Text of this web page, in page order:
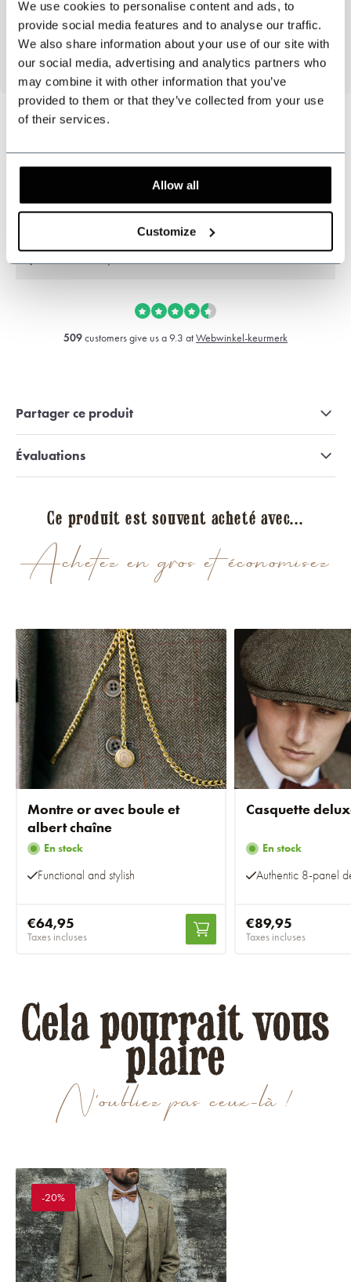
We use cookies to personalise content and ads, to
provide social media features and to analyse our traffic.
We also share information about your use of our site with
our social media, advertising and analytics partners who
may combine it with other information that you’ve
provided to them or that they’ve collected from your use
of their services.
Allow all
Customize
Motif tweed : Windowpane.
85%Polyester 15%Laine
509customers give us a 9.3 atWebwinkel-keurmerk
Partager ce produit
Évaluations
Achetez en gros et économisez
Ce produit est souvent acheté avec...
Montre or avec boule et
albert chaîne
En stock
Functional and stylish
€64,95
Taxes incluses
Casquette
En stock
Authentic 8-panel
€89,95
Taxes incluses
N'oubliez pas ceux-là !
Cela pourrait vous
plaire
-20%